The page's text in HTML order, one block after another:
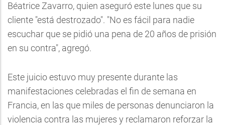
Béatrice Zavarro, quien aseguró este lunes que su
cliente "está destrozado". "No es fácil para nadie
escuchar que se pidió una pena de 20 años de prisión
en su contra", agregó.
Este juicio estuvo muy presente durante las
manifestaciones celebradas el fin de semana en
Francia, en las que miles de personas denunciaron la
violencia contra las mujeres y reclamaron reforzar la